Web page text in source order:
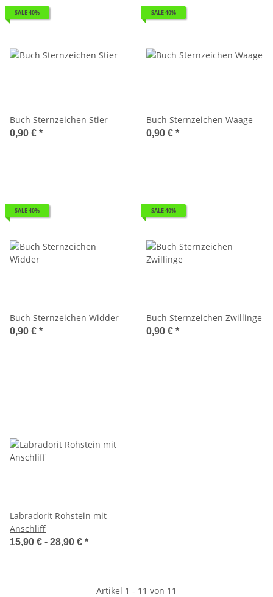
SALE 40%
Buch Sternzeichen Stier
0,90 € *
SALE 40%
Buch Sternzeichen Waage
0,90 € *
SALE 40%
Buch Sternzeichen Widder
0,90 € *
SALE 40%
Buch Sternzeichen Zwillinge
0,90 € *
Labradorit Rohstein mit
Anschliff
15,90 € - 28,90 € *
Artikel 1 - 11 von 11